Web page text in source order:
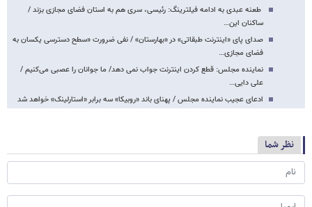
طعنه عبدی به ادامه فیلترینگ: رئیسی، سری هم به استان فضای مجازی بزند /
ساکنان این…
صدای پای «اینترنت طبقاتی» در «بهارستان» / نفی ضرورت «سطح دسترسی یکسان به
فضای مجازی…
نماینده مجلس: قطع کردن اینترنت جواب نمی دهد/ ما جوانان را عصبی می‌کنیم /
علی دایی…
ادعای عجیب نماینده مجلس / پهنای باند «روبیکا» سه برابر «استارلینک» خواهد شد
نظر شما